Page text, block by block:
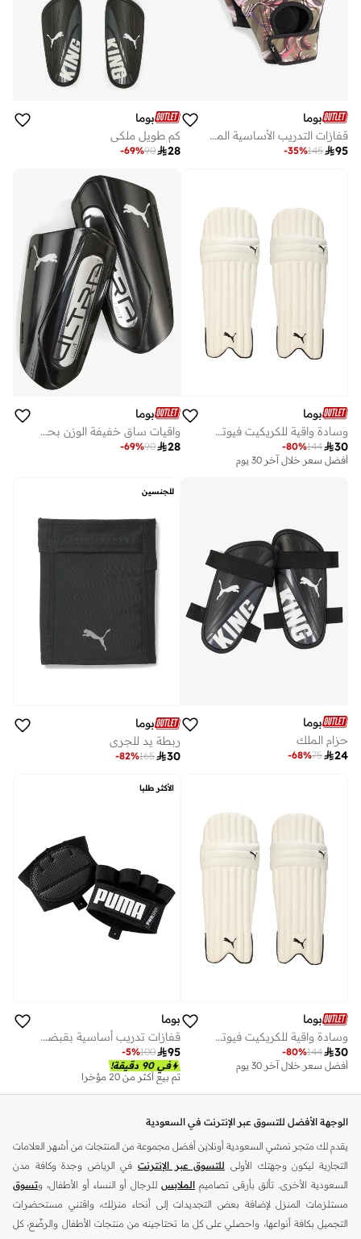
بوما
قفازات التدريب الأساسية المفاهيم النشطة
95
145
-35%
بوما
كم طويل ملكي
28
90
-69%
بوما
وسادة واقية للكريكيت فيوتشر 5
30
144
-80%
أفضل سعر خلال آخر 30 يوم
بوما
واقيات ساق خفيفة الوزن بحزام
28
90
-69%
بوما
حزام الملك
24
75
-68%
للجنسين
بوما
ربطة يد للجري
30
165
-82%
بوما
وسادة واقية للكريكيت فيوتشر 5
30
144
-80%
أفضل سعر خلال آخر 30 يوم
الأكثر طلبا
بوما
قفازات تدريب أساسية بقبضة مقطوعة الأصابع
95
100
-5%
في 90 دقيقة!
تم بيع أكثر من 20 مؤخرا
الوجهة الأفضل للتسوق عبر الإنترنت في السعودية
يقدم لك متجر نمشي السعودية أونلاين أفضل مجموعة من المنتجات من أشهر العلامات
التجارية ليكون وجهتك الأولى للتسوق عبر الإنترنت في الرياض وجدة وكافة مدن
السعودية الأخرى. تألق بأرقى تصاميم الملابس للرجال أو النساء أو الأطفال، وتسوق
مستلزمات المنزل لإضافة بعض التجديدات إلى أنحاء منزلك، واقتني مستحضرات
التجميل بكافة أنواعها، واحصلي على كل ما تحتاجينه من منتجات الأطفال والرضّع، كل